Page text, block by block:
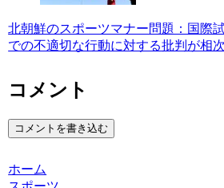
北朝鮮のスポーツマナー問題：国際
での不適切な行動に対する批判が相
コメント
コメントを書き込む
ホーム